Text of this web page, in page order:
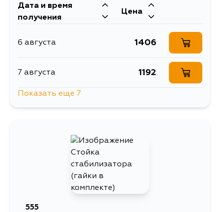
Дата и время
получения
Цена
6 августа 1406
7 августа 1192
1872
Показать еще 7
555